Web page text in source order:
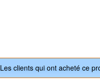
Les clients qui ont acheté ce